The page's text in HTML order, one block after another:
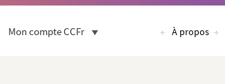
Mon compte CCFr À propos